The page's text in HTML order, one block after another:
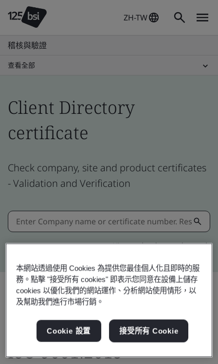
ZH-TW
稽核與驗證
查看全部
Client Directory
certificate
Check company, site and product certificates
- Validation and Verification
Kitemark advanced search
ISO 9001:2015
本網站透過使用 Cookies 為提供您最佳個人化且即時的服
務。點擊 "接受所有 cookies" 即表示您同意在設備上儲存
cookies 以優化我們的網站運作、分析網站使用情形，以
及幫助我們進行市場行銷。
Cookie 設置 接受所有 Cookie